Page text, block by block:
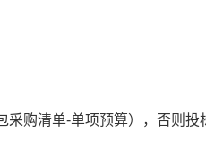
采购清单-单项预算），否则投